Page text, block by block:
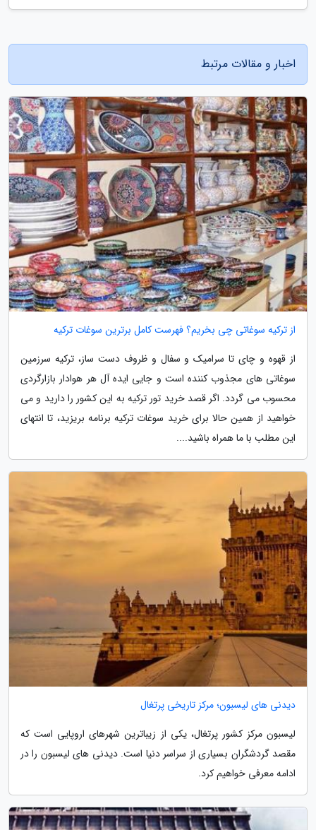
اخبار و مقالات مرتبط
از ترکیه سوغاتی چی بخریم؟ فهرست کامل برترین سوغات ترکیه
از قهوه و چای تا سرامیک و سفال و ظروف دست ساز، ترکیه سرزمین
سوغاتی های مجذوب کننده است و جایی ایده آل هر هوادار بازارگردی
محسوب می گردد. اگر قصد خرید تور ترکیه به این کشور را دارید و می
خواهید از همین حالا برای خرید سوغات ترکیه برنامه بریزید، تا انتهای
این مطلب با ما همراه باشید....
دیدنی های لیسبون؛ مرکز تاریخی پرتغال
لیسبون مرکز کشور پرتغال، یکی از زیباترین شهرهای اروپایی است که
مقصد گردشگران بسیاری از سراسر دنیا است. دیدنی های لیسبون را در
ادامه معرفی خواهیم کرد.